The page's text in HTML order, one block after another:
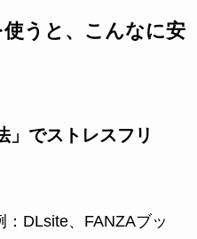
うと、こんなに安
」でストレスフリ
DLsite、FANZAブッ